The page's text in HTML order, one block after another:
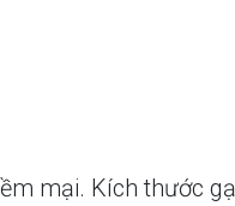
mại. Kích thước